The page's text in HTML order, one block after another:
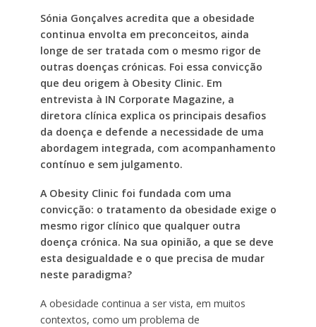
Sónia Gonçalves acredita que a obesidade
continua envolta em preconceitos, ainda
longe de ser tratada com o mesmo rigor de
outras doenças crónicas. Foi essa convicção
que deu origem à Obesity Clinic. Em
entrevista à IN Corporate Magazine, a
diretora clínica explica os principais desafios
da doença e defende a necessidade de uma
abordagem integrada, com acompanhamento
contínuo e sem julgamento.
A Obesity Clinic foi fundada com uma
convicção: o tratamento da obesidade exige o
mesmo rigor clínico que qualquer outra
doença crónica. Na sua opinião, a que se deve
esta desigualdade e o que precisa de mudar
neste paradigma?
A obesidade continua a ser vista, em muitos
contextos, como um problema de